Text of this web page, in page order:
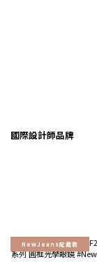
國際設計師品牌
NewJeans配戴款